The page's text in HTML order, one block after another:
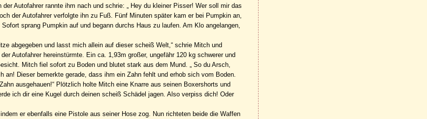
Autofahrer rannte ihm nach und schrie: „ Hey du kleiner Pisser! Wer soll mir das
der Autofahrer verfolgte ihn zu Fuß. Fünf Minuten später kam er bei Pumpkin an,
sprang Pumpkin auf und begann durchs Haus zu laufen. Am Klo angelangen,
abgegeben und lasst mich allein auf dieser scheiß Welt,“ schrie Mitch und
Autofahrer hereinstürmte. Ein ca. 1,93m großer, ungefähr 120 kg schwerer und
Mitch fiel sofort zu Boden und blutet stark aus dem Mund. „ So du Arsch,
Dieser bemerkte gerade, dass ihm ein Zahn fehlt und erhob sich vom Boden.
ausgehauen!“ Plötzlich holte Mitch eine Knarre aus seinen Boxershorts und
ich dir eine Kugel durch deinen scheiß Schädel jagen. Also verpiss dich! Oder
er ebenfalls eine Pistole aus seiner Hose zog. Nun richteten beide die Waffen